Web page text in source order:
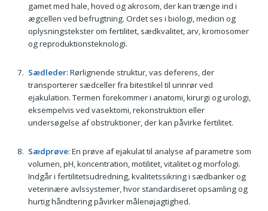
gamet med hale, hoved og akrosom, der kan trænge ind i
ægcellen ved befrugtning. Ordet ses i biologi, medicin og
oplysningstekster om fertilitet, sædkvalitet, arv, kromosomer
og reproduktionsteknologi.
Sædleder: Rørlignende struktur, vas deferens, der
transporterer sædceller fra bitestikel til urinrør ved
ejakulation. Termen forekommer i anatomi, kirurgi og urologi,
eksempelvis ved vasektomi, rekonstruktion eller
undersøgelse af obstruktioner, der kan påvirke fertilitet.
Sædprøve: En prøve af ejakulat til analyse af parametre som
volumen, pH, koncentration, motilitet, vitalitet og morfologi.
Indgår i fertilitetsudredning, kvalitetssikring i sædbanker og
veterinære avlssystemer, hvor standardiseret opsamling og
hurtig håndtering påvirker målenøjagtighed.